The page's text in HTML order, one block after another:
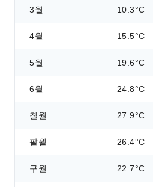
3월 10.3°C
4월 15.5°C
5월 19.6°C
6월 24.8°C
칠월 27.9°C
팔월 26.4°C
구월 22.7°C